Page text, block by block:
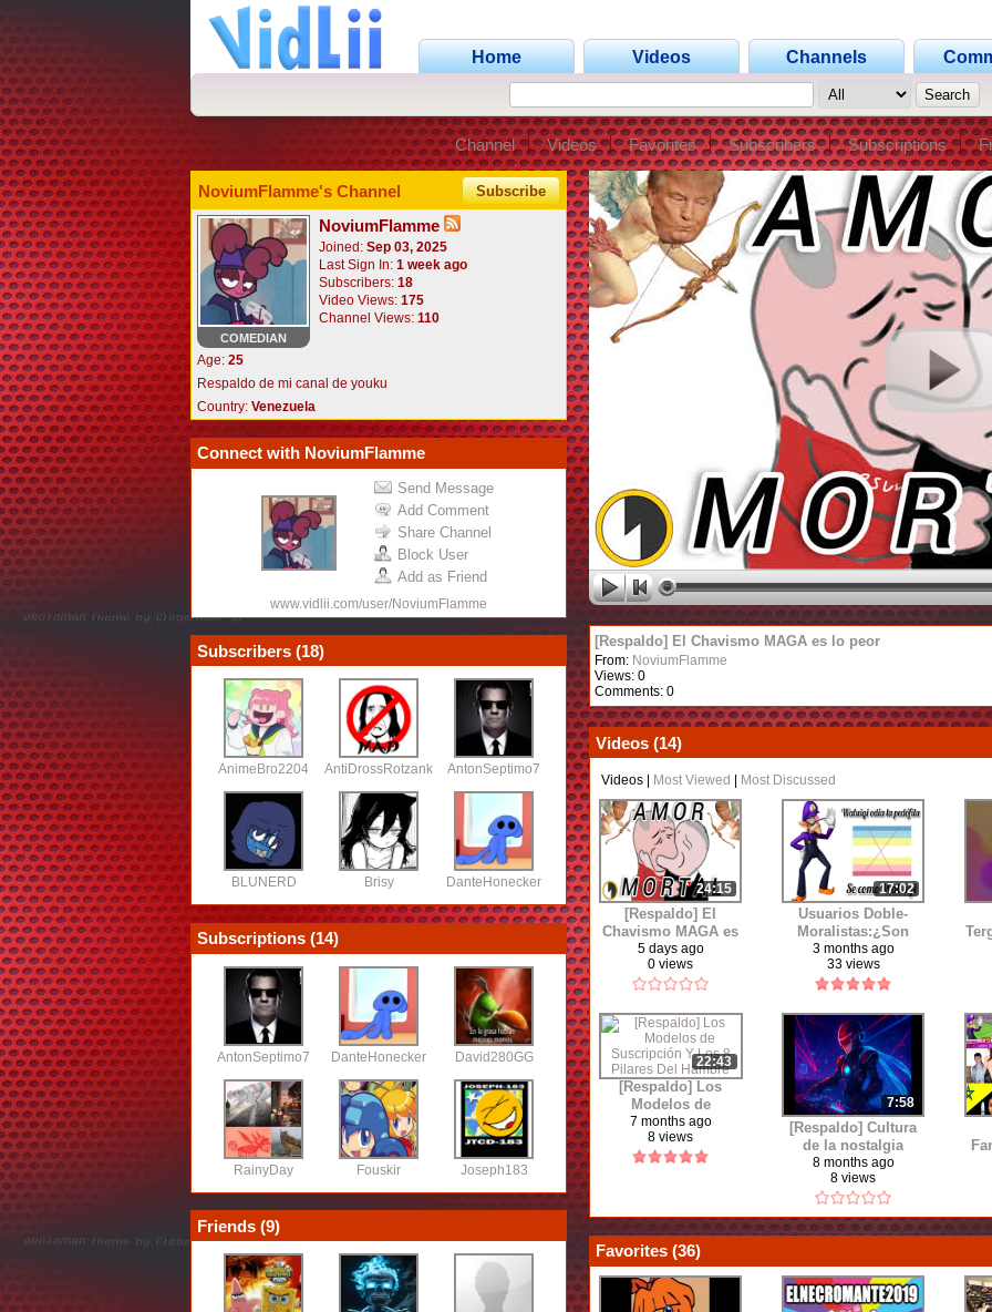
Home Videos Channels
Channel Videos Favorites Subscribers Subscriptions
NoviumFlamme's Channel Subscribe
COMEDIAN
NoviumFlamme
Joined: Sep 03, 2025
Last Sign In: 1 week ago
Subscribers: 18
Video Views: 175
Channel Views: 110
Age: 25
Respaldo de mi canal de youku
Country: Venezuela
Connect with NoviumFlamme
Send Message
Add Comment
Share Channel
Block User
Add as Friend
www.vidlii.com/user/NoviumFlamme
Subscribers (18)
AnimeBro2204 AntiDrossRotzank AntonSeptimo7
BLUNERD Brisy DanteHonecker
Subscriptions (14)
AntonSeptimo7 DanteHonecker David280GG
RainyDay Fouskir Joseph183
Friends (9)
[Respaldo] El Chavismo MAGA es lo peor
From: NoviumFlamme
Views: 0
Comments: 0
Videos (14)
Videos Most Viewed Most Discussed
24:15
[Respaldo] El
Chavismo MAGA es
lo peor
5 days ago
0 views
17:02
Usuarios Doble-
Moralistas:¿Son
peores que lo que
critican?
3 months ago
33 views
22:43
[Respaldo] Los
Modelos de
Suscripción Y Los 8
Pilares Del Hambre
7 months ago
8 views
7:58
[Respaldo] Cultura
de la nostalgia
8 months ago
8 views
Favorites (36)